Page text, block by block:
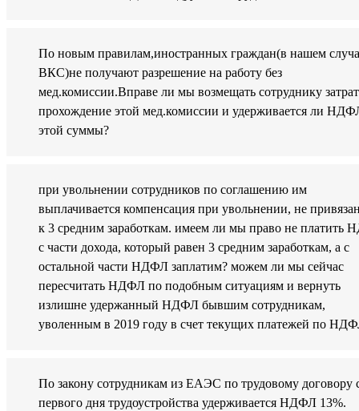
По новым правилам,иностранных граждан(в нашем
ВКС)не получают разрешение на работу без
мед.комиссии.Вправе ли мы возмещать сотруднику
прохождение этой мед.комиссии и удерживается ли
этой суммы?
при увольнении сотрудников по соглашению им
выплачивается компенсация при увольнении, не
к 3 средним заработкам. имеем ли мы право не платить
с части дохода, который равен 3 средним заработкам, а с
остальной части НДФЛ заплатим? можем ли мы сейчас
пересчитать НДФЛ по подобным ситуациям и вернуть
излишне удержанный НДФЛ бывшим сотрудникам,
уволенным в 2019 году в счет текущих платежей по
По закону сотрудникам из ЕАЭС по трудовому договору
первого дня трудоустройства удерживается НДФЛ 13%.